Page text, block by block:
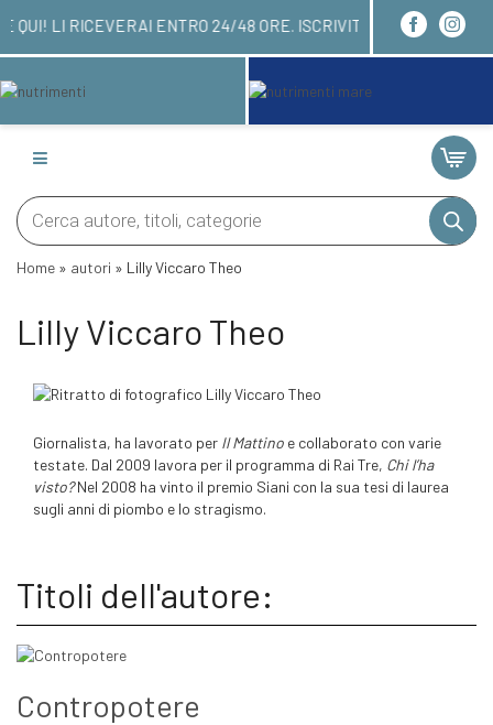
QUI! LI RICEVERAI ENTRO 24/48
Products
search
Home » autori » Lilly Viccaro Theo
Lilly Viccaro Theo
Giornalista, ha lavorato per Il Mattino e collaborato con varie
testate. Dal 2009 lavora per il programma di Rai Tre, Chi l’ha
visto?Nel 2008 ha vinto il premio Siani con la sua tesi di laurea
sugli anni di piombo e lo stragismo.
Titoli dell'autore:
Contropotere